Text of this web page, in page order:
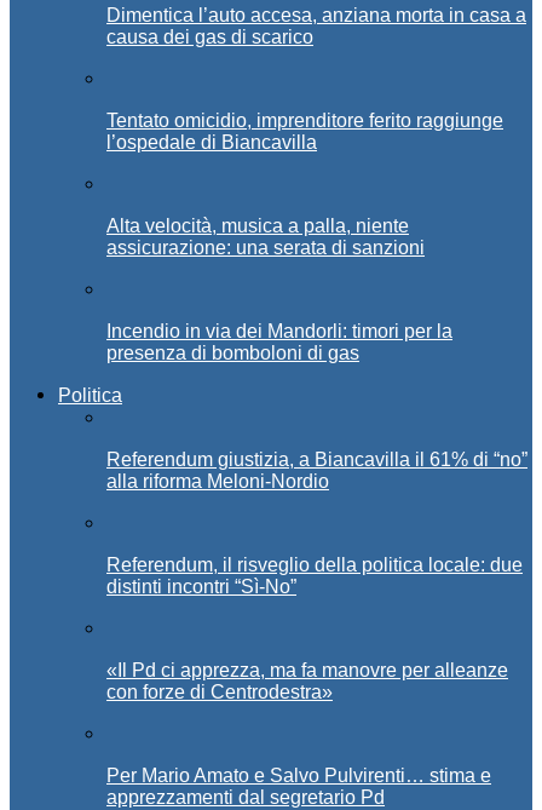
Dimentica l’auto accesa, anziana morta in casa a
causa dei gas di scarico
Tentato omicidio, imprenditore ferito raggiunge
l’ospedale di Biancavilla
Alta velocità, musica a palla, niente
assicurazione: una serata di sanzioni
Incendio in via dei Mandorli: timori per la
presenza di bomboloni di gas
Politica
Referendum giustizia, a Biancavilla il 61% di “no”
alla riforma Meloni-Nordio
Referendum, il risveglio della politica locale: due
distinti incontri “Sì-No”
«Il Pd ci apprezza, ma fa manovre per alleanze
con forze di Centrodestra»
Per Mario Amato e Salvo Pulvirenti… stima e
apprezzamenti dal segretario Pd